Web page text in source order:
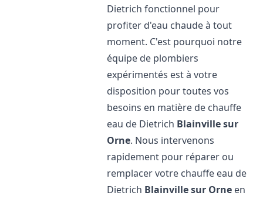
Dietrich fonctionnel pour
profiter d'eau chaude à tout
moment. C'est pourquoi notre
équipe de plombiers
expérimentés est à votre
disposition pour toutes vos
besoins en matière de chauffe
eau de Dietrich Blainville sur
Orne. Nous intervenons
rapidement pour réparer ou
remplacer votre chauffe eau de
Dietrich Blainville sur Orne en